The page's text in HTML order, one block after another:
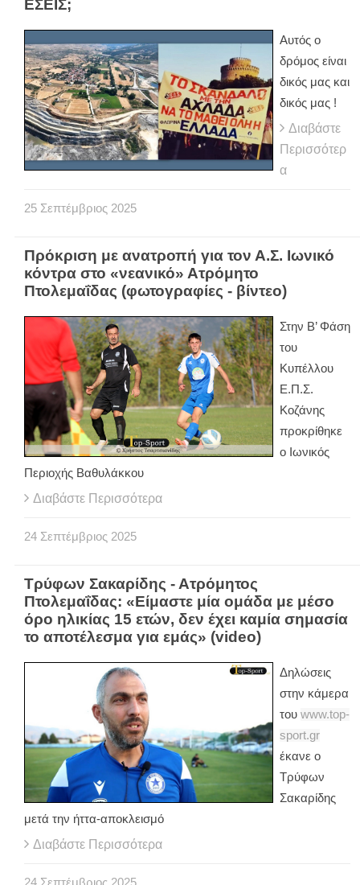
ΕΣΕΙΣ;
Αυτός ο
δρόμος είναι
δικός μας και
δικός μας !
Διαβάστε
Περισσότερ
α
25 Σεπτέμβριος 2025
Πρόκριση με ανατροπή για τον Α.Σ. Ιωνικό
κόντρα στο «νεανικό» Ατρόμητο
Πτολεμαΐδας (φωτογραφίες - βίντεο)
Στην Β’ Φάση
του
Κυπέλλου
Ε.Π.Σ.
Κοζάνης
προκρίθηκε
ο Ιωνικός
Περιοχής Βαθυλάκκου
Διαβάστε Περισσότερα
24 Σεπτέμβριος 2025
Τρύφων Σακαρίδης - Ατρόμητος
Πτολεμαΐδας: «Είμαστε μία ομάδα με μέσο
όρο ηλικίας 15 ετών, δεν έχει καμία σημασία
το αποτέλεσμα για εμάς» (video)
Δηλώσεις
στην κάμερα
του www.top-
sport.gr
έκανε ο
Τρύφων
Σακαρίδης
μετά την ήττα-αποκλεισμό
Διαβάστε Περισσότερα
24 Σεπτέμβριος 2025